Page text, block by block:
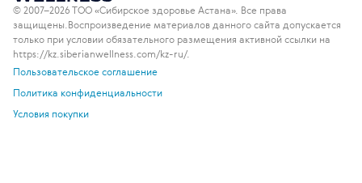
© 2007–2026 ТОО «Сибирское здоровье Астана». Все права
защищены. Воспроизведение материалов данного сайта допускается
только при условии обязательного размещения активной ссылки на
https://kz.siberianwellness.com/kz-ru/.
Пользовательское соглашение
Политика конфиденциальности
Условия покупки